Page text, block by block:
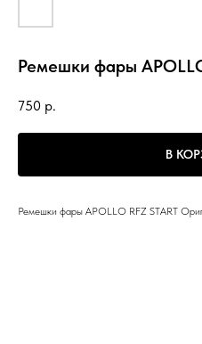
Ремешки фары
750 р.
В
Ремешки фары APOLLO RFZ START